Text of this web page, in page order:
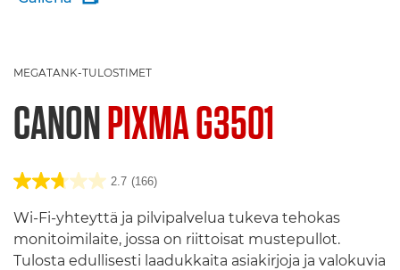
MEGATANK-TULOSTIMET
CANONPIXMA G3501
2.7 (166)
Wi-Fi-yhteyttä ja pilvipalvelua tukeva tehokas
monitoimilaite, jossa on riittoisat mustepullot.
Tulosta edullisesti laadukkaita asiakirjoja ja valokuvia